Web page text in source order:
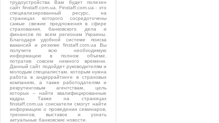
трудоустройства Вам будет полезен
сайт finstaff.com.ua. Finstaff.com.ua - это
специализированный ресурс, на
страницах которого сосредоточены
самые свежие предложения в сфере
страхования, банковского дела и
финансов по всем регионам Украины.
Благодаря удобной системе поиска
вакансий и резюме finstaff.com.ua Вы
получите всю необходимую
информацию в полном объеме,
потратив совсем немного времени.
Данный сайт подойдет руководителям и
молодым специалистам, которым нужна
работа в андеррайтинге в страховых
компаниях, а также работодателям и
рекрутинговым агентствам, цель
которых – найти квалифицированные
кадры. Также на страницах
finstaff.com.ua соискатели смогут найти
информацию о проведении семинаров,
тренингов, выставок и узнать
актуальные банковские новости.